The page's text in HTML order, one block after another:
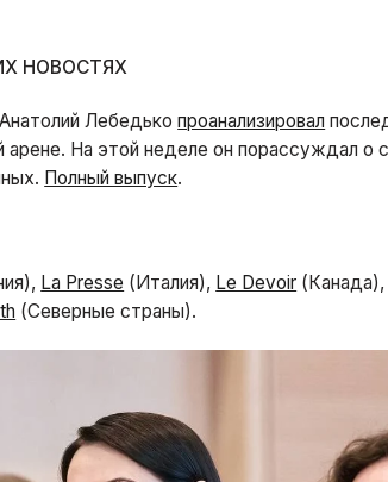
НОВОСТЯХ
Лебедькопроанализировал
На этой неделе он порассуждал о
Полный выпуск.
La Presse (Италия), Le Devoir (Канада),
(Северные страны).